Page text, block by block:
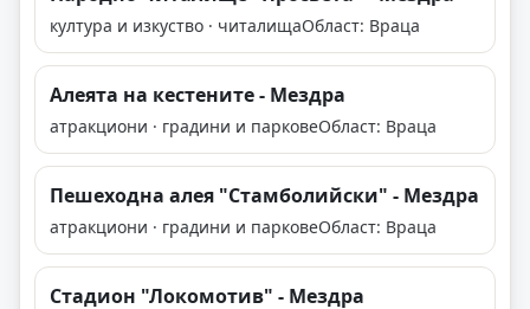
култура и изкуство · читалищаОбласт: Враца
Алеята на кестените - Мездра
атракциони · градини и парковеОбласт: Враца
Пешеходна алея "Стамболийски" - Мездра
атракциони · градини и парковеОбласт: Враца
Стадион "Локомотив" - Мездра